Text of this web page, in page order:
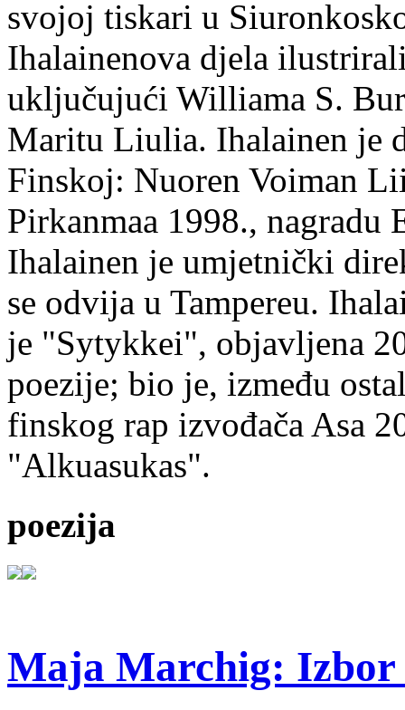
svojoj tiskari u
Ihalainenova djela
uključujući Williama S.
Maritu Liulia. Ihalainen je
Finskoj: Nuoren Voiman
Pirkanmaa 1998.,
Ihalainen je umjetnički
se odvija u Tampereu.
je "Sytykkei", objavljena
poezije; bio je, između
finskog rap izvođača Asa
"Alkuasukas".
poezija
Maja Marchig: Izbor